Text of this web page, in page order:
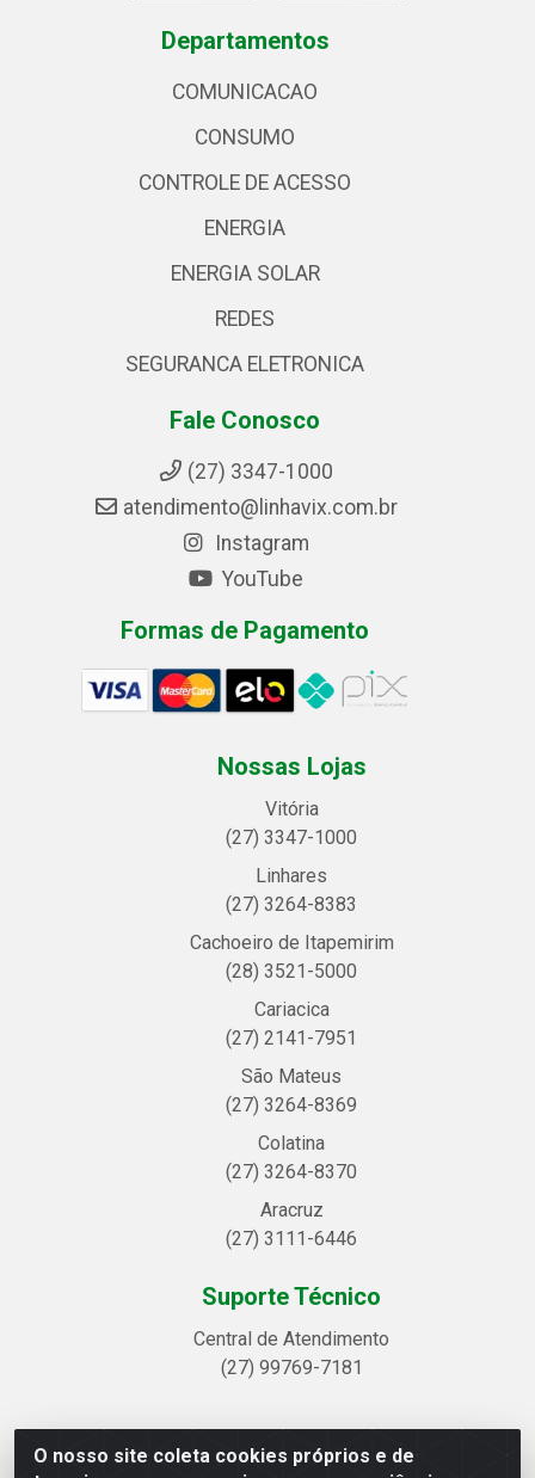
O nosso site coleta cookies próprios e de
Departamentos
COMUNICACAO
CONSUMO
CONTROLE DE ACESSO
ENERGIA
ENERGIA SOLAR
REDES
SEGURANCA ELETRONICA
Fale Conosco
(27) 3347-1000
atendimento@linhavix.com.br
Instagram
YouTube
Formas de Pagamento
Nossas Lojas
Vitória
(27) 3347-1000
Linhares
(27) 3264-8383
Cachoeiro de Itapemirim
(28) 3521-5000
Cariacica
(27) 2141-7951
São Mateus
(27) 3264-8369
Colatina
(27) 3264-8370
Aracruz
(27) 3111-6446
Suporte Técnico
Central de Atendimento
(27) 99769-7181
Linhavix Distribuidora LTDA - Avenida Alegre, 2521 -